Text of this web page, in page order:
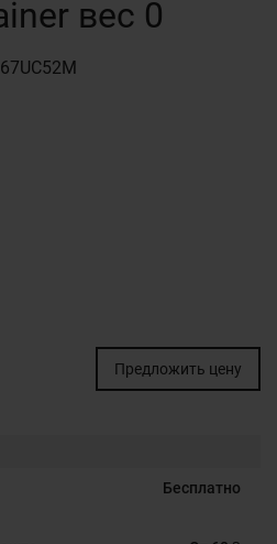
вес 0
Предложить цену
Бесплатно